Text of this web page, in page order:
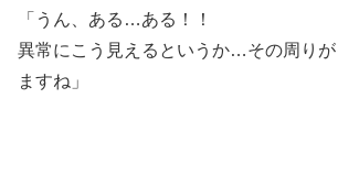
「うん、ある…ある！！
異常にこう見えるというか…その周りが
ますね」